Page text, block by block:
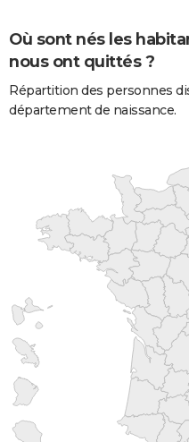
Où sont nés les
nous ont quittés ?
Répartition des personnes
département de naissance.